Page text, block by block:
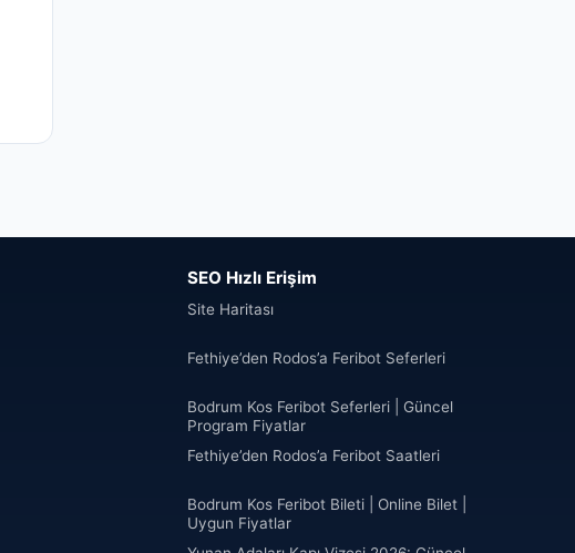
SEO Hızlı Erişim
Site Haritası
Fethiye’den Rodos’a Feribot Seferleri
Bodrum Kos Feribot Seferleri | Güncel
Program Fiyatlar
Fethiye’den Rodos’a Feribot Saatleri
Bodrum Kos Feribot Bileti | Online Bilet |
Uygun Fiyatlar